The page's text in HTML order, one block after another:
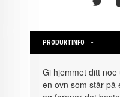
PRODUKTINFO
Gi hjemmet ditt
en ovn som står på